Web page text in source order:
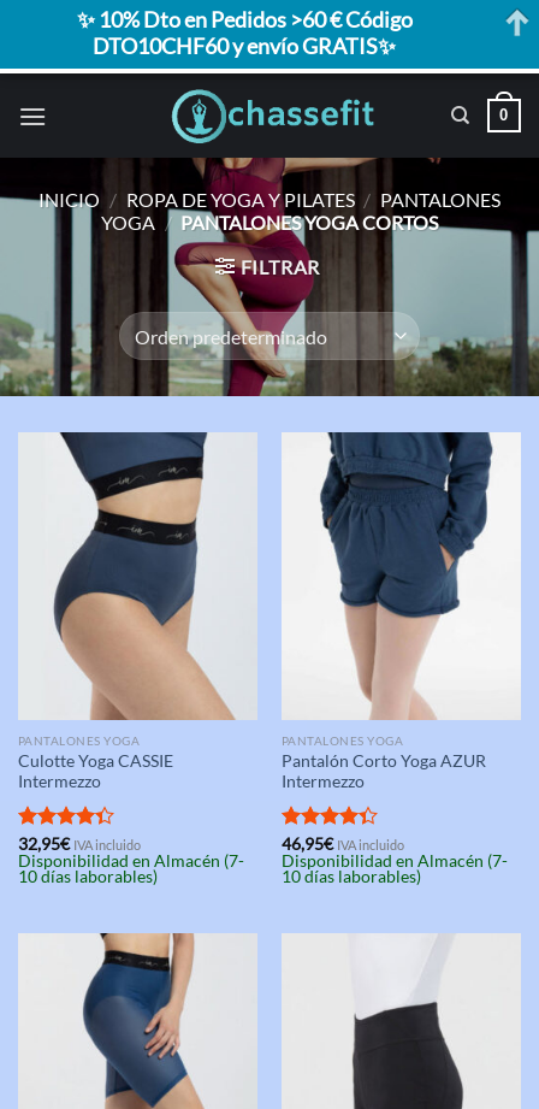
0
INICIO / ROPA DE YOGA Y PILATES / PANTALONES
YOGA / PANTALONES YOGA CORTOS
FILTRAR
PANTALONES YOGA
Culotte Yoga CASSIE
Intermezzo
Valorado
con4.33
de 5
32,95€ IVA incluido
Disponibilidad en Almacén (7-
10 días laborables)
PANTALONES YOGA
Pantalón Corto Yoga AZUR
Intermezzo
Valorado
con4.33
de 5
46,95€ IVA incluido
Disponibilidad en Almacén (7-
10 días laborables)
✨ 10% Dto en Pedidos >60 € Código
DTO10CHF60 y envío GRATIS✨